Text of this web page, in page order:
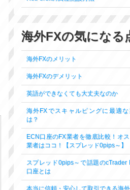
海外FXの気になる
海外FXのメリット
海外FXのデメリット
英語ができなくても大丈夫なのか
海外FXでスキャルピングに最適
は？
ECN口座のFX業者を徹底比較！オ
業者はココ！【スプレッド0pips～】
スプレッド0pips～で話題のcTrader
口座とは